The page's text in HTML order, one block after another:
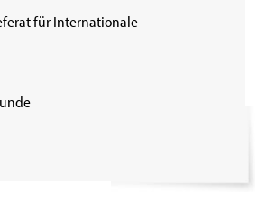
für Internationale